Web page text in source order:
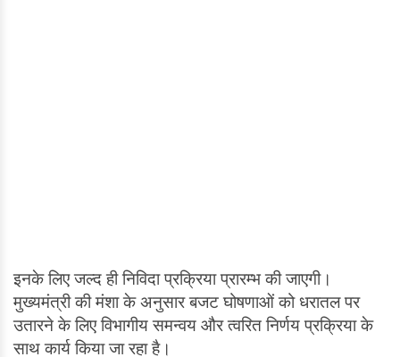
इनके लिए जल्द ही निविदा प्रक्रिया प्रारम्भ की जाएगी।
मुख्यमंत्री की मंशा के अनुसार बजट घोषणाओं को धरातल पर
उतारने के लिए विभागीय समन्वय और त्वरित निर्णय प्रक्रिया के
साथ कार्य किया जा रहा है।